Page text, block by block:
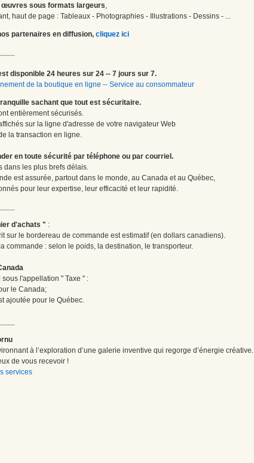
œuvres sous formats largeurs,
haut de page : Tableaux - Photographies - Illustrations - Dessins - ...
partenaires en diffusion, cliquez ici
disponible 24 heures sur 24 -- 7 jours sur 7.
de la boutique en ligne -- Service au consommateur
sachant que tout est sécuritaire.
entièrement sécurisés.
sur la ligne d'adresse de votre navigateur Web
la transaction en ligne.
en toute sécurité par téléphone ou par courriel.
dans les plus brefs délais.
est assurée, partout dans le monde, au Canada et au Québec,
pour leur expertise, leur efficacité et leur rapidité.
d'achats " :
sur le bordereau de commande est estimatif (en dollars canadiens).
commande : selon le poids, la destination, le transporteur.
l'appellation " Taxe " :
le Canada;
ajoutée pour le Québec.
à l’exploration d’une galerie inventive qui regorge d’énergie créative.
de vous recevoir !
services